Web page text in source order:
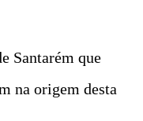
Santarém que
na origem desta